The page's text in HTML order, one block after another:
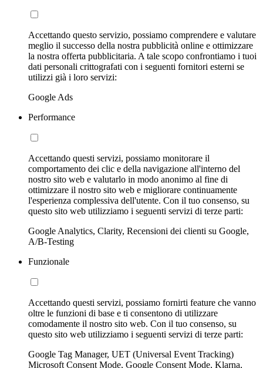
Accettando questo servizio, possiamo comprendere e valutare
meglio il successo della nostra pubblicità online e ottimizzare
la nostra offerta pubblicitaria. A tale scopo confrontiamo i tuoi
dati personali crittografati con i seguenti fornitori esterni se
utilizzi già i loro servizi:
Google Ads
Performance
Accettando questi servizi, possiamo monitorare il
comportamento dei clic e della navigazione all'interno del
nostro sito web e valutarlo in modo anonimo al fine di
ottimizzare il nostro sito web e migliorare continuamente
l'esperienza complessiva dell'utente. Con il tuo consenso, su
questo sito web utilizziamo i seguenti servizi di terze parti:
Google Analytics, Clarity, Recensioni dei clienti su Google,
A/B-Testing
Funzionale
Accettando questi servizi, possiamo fornirti feature che vanno
oltre le funzioni di base e ti consentono di utilizzare
comodamente il nostro sito web. Con il tuo consenso, su
questo sito web utilizziamo i seguenti servizi di terze parti:
Google Tag Manager, UET (Universal Event Tracking)
Microsoft Consent Mode, Google Consent Mode, Klarna,